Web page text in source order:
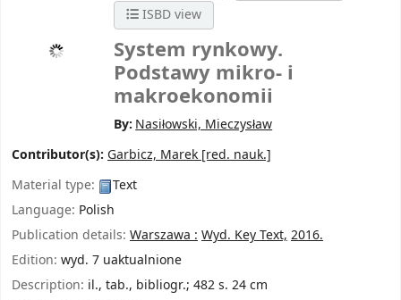
ISBD view
System rynkowy.
Podstawy mikro- i
makroekonomii
By: Nasiłowski, Mieczysław
Contributor(s): Garbicz, Marek[red. nauk.]
Material type:
Text
Language: Polish
Publication details: Warszawa :Wyd. Key Text,2016.
Edition: wyd. 7 uaktualnione
Description: il., tab., bibliogr.; 482 s. 24 cm